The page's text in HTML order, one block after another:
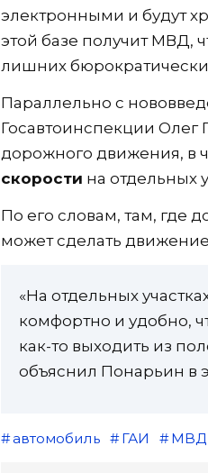
электронными и будут
этой базе получит МВД,
лишних
Параллельно с
Госавтоинспекции
дорожного движения, в
скорости на отдельных
По его словам, там, где
может сделать
«На отдельных
комфортно и удобно,
как-то выходить из
объяснил Понарьин в
автомобиль ГАИ МВД